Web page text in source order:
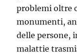
problemi oltre
monumenti,
delle persone,
malattie